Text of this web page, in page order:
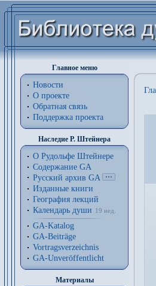
Главное меню
Новости
О проекте
Обратная связь
Поддержка проекта
Наследие Р. Штейнера
О Рудольфе Штейнере
Содержание GA
Русский архив GA
Изданные книги
География лекций
Календарь души
19 нед.
GA-Katalog
GA-Beiträge
Vortragsverzeichnis
GA-Unveröffentlicht
Материалы